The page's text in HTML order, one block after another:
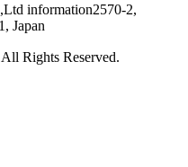
information2570-2,
Japan
Rights Reserved.